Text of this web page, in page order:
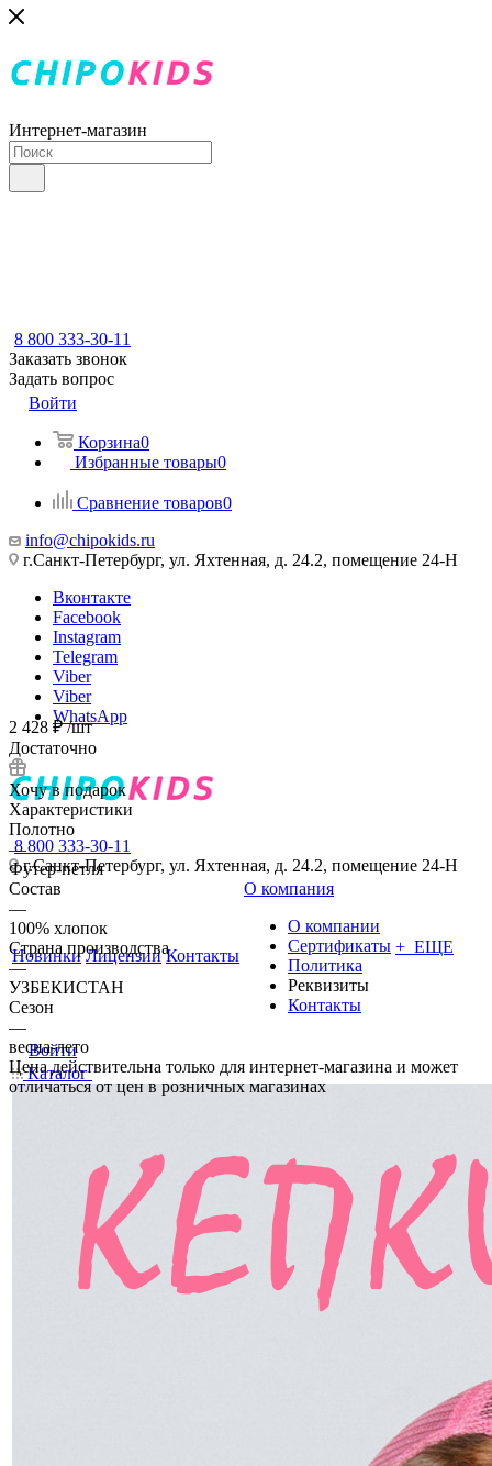
Интернет-магазин
8 800 333-30-11
Заказать звонок
Задать вопрос
Войти
Корзина0
Избранные товары0
Сравнение товаров0
info@chipokids.ru
г.Санкт-Петербург, ул. Яхтенная, д. 24.2, помещение 24-Н
Вконтакте
Facebook
Instagram
Telegram
Viber
Viber
WhatsApp
8 800 333-30-11
г.Санкт-Петербург, ул. Яхтенная, д. 24.2, помещение 24-Н
Новинки Лицензии Контакты
О компания
О компании
Сертификаты
Политика
Реквизиты
Контакты
+ ЕЩЕ
Войти
Каталог
2 428 ₽ /шт
Достаточно
Хочу в подарок
Характеристики
Полотно
—
Футер-петля
Состав
—
100% хлопок
Страна производства
—
УЗБЕКИСТАН
Сезон
—
весна-лето
Цена действительна только для интернет-магазина и может
отличаться от цен в розничных магазинах